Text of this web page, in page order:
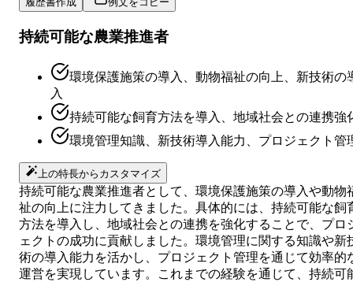
持続可能な農業推進者
環境保護施策の導入、動物福祉の向上、新技術の
入
持続可能な飼育方法を導入、地域社会との連携強
環境管理知識、新技術導入能力、プロジェクト管
上の特長からカスタマイズ
持続可能な農業推進者として、環境保護施策の導入や動物
祉の向上に注力してきました。具体的には、持続可能な飼
方法を導入し、地域社会との連携を強化することで、プロ
ェクトの成功に貢献しました。環境管理に関する知識や新
術の導入能力を活かし、プロジェクト管理を通じて効率的
運営を実現しています。これまでの経験を通じて、持続可